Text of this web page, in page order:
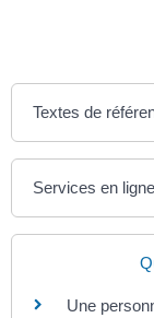
Textes de
Services en
Une